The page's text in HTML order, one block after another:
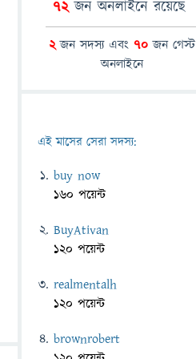
72জন অনলাইনে রয়েছে
2জন সদস্য এবং 70 জন গেস্ট
অনলাইনে
এই মাসের সেরা সদস্য:
buy now
160 পয়েন্ট
BuyAtivan
120 পয়েন্ট
realmentalh
120 পয়েন্ট
brownrobert